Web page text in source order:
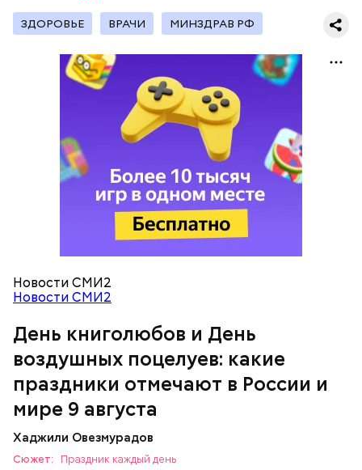
ЗДОРОВЬЕ ВРАЧИ МИНЗДРАВ РФ
Новости СМИ2
Новости СМИ2
День книголюбов и День
воздушных поцелуев: какие
праздники отмечают в России и
мире 9 августа
Хаджили Овезмурадов
Сюжет:
Праздник каждый день
День воздушных поцелуев
воздушный поцелуй близкому человеку через
социальные сети и мессенджеры.
День «Счастье случается»
День «Счастье случается» был инициирован
Тайным обществом счастливых людей, чтобы
напомнить людям, что счастье на самом деле
кроется в мелочах. Отпраздновать этот день
можно, поделившись с другими людьми
счастливыми моментами из своей жизни.